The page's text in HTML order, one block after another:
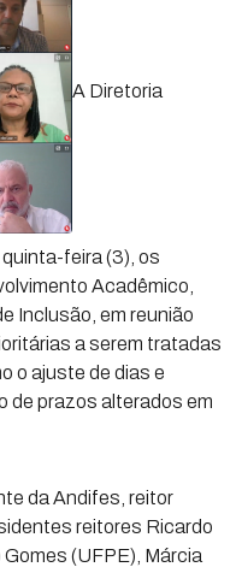
A Diretoria
feira (3), os
Acadêmico,
Inclusão, em reunião
a serem tratadas
o ajuste de dias e
de prazos alterados em
da Andifes, reitor
reitores Ricardo
(UFPE), Márcia